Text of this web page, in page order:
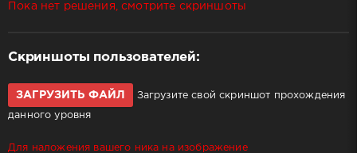
Пока нет решения, смотрите скриншоты
Скриншоты пользователей:
ЗАГРУЗИТЬ ФАЙЛ Загрузите свой скриншот прохождения
данного уровня
Для наложения вашего ника на изображение